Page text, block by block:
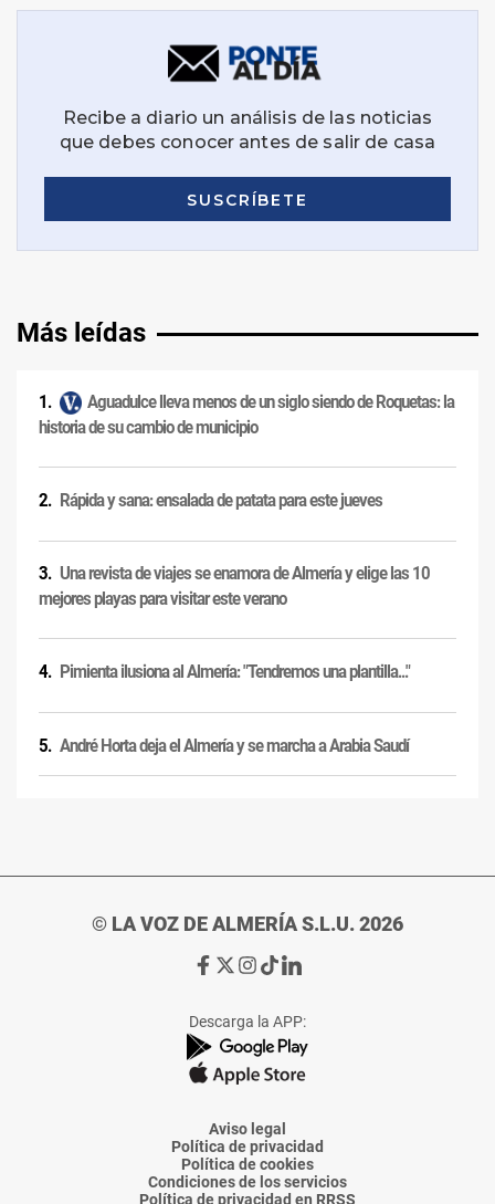
Más leídas
Aguadulce lleva menos de un siglo siendo de Roquetas: la
historia de su cambio de municipio
Rápida y sana: ensalada de patata para este jueves
Una revista de viajes se enamora de Almería y elige las 10
mejores playas para visitar este verano
Pimienta ilusiona al Almería: "Tendremos una plantilla..."
André Horta deja el Almería y se marcha a Arabia Saudí
© LA VOZ DE ALMERÍA S.L.U. 2026
Ir
de
La
Voz
Almería
Ir
de
La
Voz
Almería
Ir
de
La
Voz
Almería
Ir
de
La
Voz
Almería
Ir
de
La
Voz
Descarga la APP:
Aviso legal
Política de privacidad
Política de cookies
Condiciones de los servicios
Política de privacidad en RRSS